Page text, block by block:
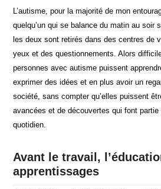
L’autisme, pour la majorité de mon
quelqu’un qui se balance du matin au soir
les deux sont retirés dans des centres de
yeux et des questionnements. Alors
personnes avec autisme puissent
exprimer des idées et en plus avoir un
société, sans compter qu’elles puissent
avancées et de découvertes qui font partie
quotidien.
Avant le travail,
apprentissages